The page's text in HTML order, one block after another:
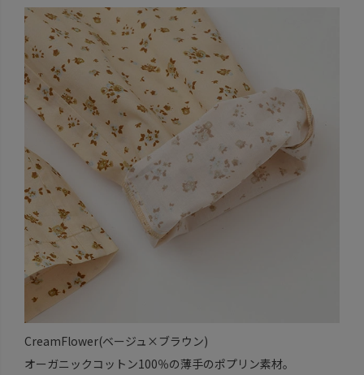
CreamFlower(ベージュ×ブラウン)
オーガニックコットン100％の薄手のポプリン素材。